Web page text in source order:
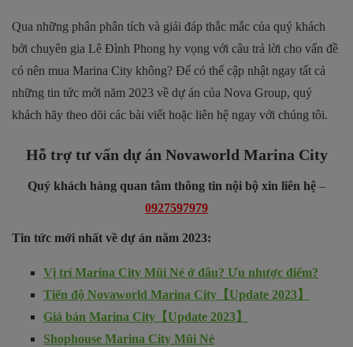
Qua những phân phân tích và giải đáp thắc mắc của quý khách
bởi chuyên gia Lê Đình Phong hy vọng với câu trả lời cho vấn đề
có nên mua Marina City không? Để có thể cập nhật ngay tất cả
những tin tức mới năm 2023 về dự án của Nova Group, quý
khách hãy theo dõi các bài viết hoặc liên hệ ngay với chúng tôi.
Hỗ trợ tư vấn dự án Novaworld Marina City
Quý khách hàng quan tâm thông tin nội bộ xin liên hệ –
0927597979
Tin tức mới nhất về dự án năm 2023:
Vị trí Marina City Mũi Né ở đâu? Ưu nhược điểm?
Tiến độ Novaworld Marina City【Update 2023】
Giá bán Marina City【Update 2023】
Shophouse Marina City Mũi Né